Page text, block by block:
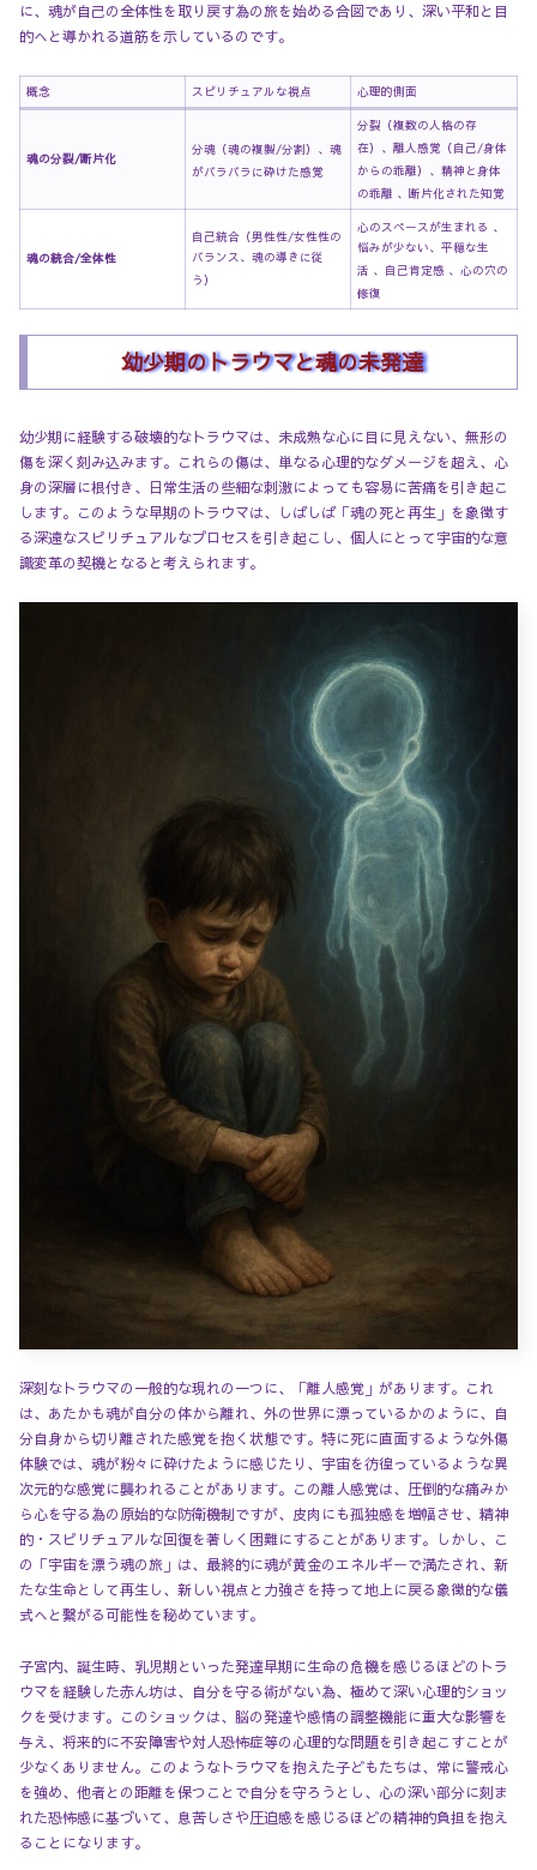
に、魂が自己の全体性を取り戻す為の旅を始める合図であり、深い平和と目
的へと導かれる道筋を示しているのです。
概念 スピリチュアルな視点 心理的側面
魂の分裂/断片化
分魂（魂の複製/分割） 、魂
がバラバラに砕けた感覚
分裂（複数の人格の存
在） 、離人感覚（自己/身体
からの乖離） 、精神と身体
の乖離 、断片化された知覚
魂の統合/全体性
自己統合（男性性/女性性の
バランス、魂の導きに従
う）
心のスペースが生まれる 、
悩みが少ない、平穏な生
活 、自己肯定感 、心の穴の
修復
幼少期のトラウマと魂の未発達
幼少期に経験する破壊的なトラウマは、未成熟な心に目に見えない、無形の
傷を深く刻み込みます。これらの傷は、単なる心理的なダメージを超え、心
身の深層に根付き、日常生活の些細な刺激によっても容易に苦痛を引き起こ
します。このような早期のトラウマは、しばしば「魂の死と再生」を象徴す
る深遠なスピリチュアルなプロセスを引き起こし、個人にとって宇宙的な意
識変革の契機となると考えられます。
深刻なトラウマの一般的な現れの一つに、「離人感覚」があります。これ
は、あたかも魂が自分の体から離れ、外の世界に漂っているかのように、自
分自身から切り離された感覚を抱く状態です。特に死に直面するような外傷
体験では、魂が粉々に砕けたように感じたり、宇宙を彷徨っているような異
次元的な感覚に襲われることがあります。この離人感覚は、圧倒的な痛みか
ら心を守る為の原始的な防衛機制ですが、皮肉にも孤独感を増幅させ、精神
的・スピリチュアルな回復を著しく困難にすることがあります。しかし、こ
の「宇宙を漂う魂の旅」は、最終的に魂が黄金のエネルギーで満たされ、新
たな生命として再生し、新しい視点と力強さを持って地上に戻る象徴的な儀
式へと繋がる可能性を秘めています。
子宮内、誕生時、乳児期といった発達早期に生命の危機を感じるほどのトラ
ウマを経験した赤ん坊は、自分を守る術がない為、極めて深い心理的ショッ
クを受けます。このショックは、脳の発達や感情の調整機能に重大な影響を
与え、将来的に不安障害や対人恐怖症等の心理的な問題を引き起こすことが
少なくありません。このようなトラウマを抱えた子どもたちは、常に警戒心
を強め、他者との距離を保つことで自分を守ろうとし、心の深い部分に刻ま
れた恐怖感に基づいて、息苦しさや圧迫感を感じるほどの精神的負担を抱え
ることになります。